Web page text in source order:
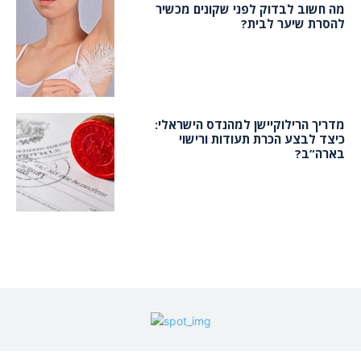
מה חשוב לבדוק לפני שקונים מכשיר
להסרת שיער לבית?
מדריך הרילוקיישן למהנדס הישראלי:
כיצד לבצע הכרת תעודות ורישוי
בארה”ב?